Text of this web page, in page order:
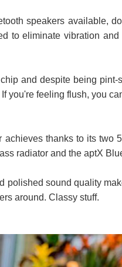
speakers available,
to eliminate vibration and
and despite being pint-
you're feeling flush, you
thanks to its two
radiator and the aptX
polished sound quality
around. Classy stuff.